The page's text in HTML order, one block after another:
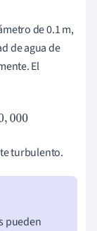
de 0.1 m,
de agua de
El
000
turbulento.
pueden